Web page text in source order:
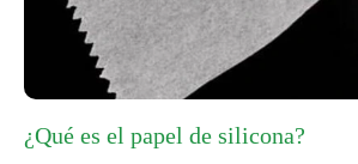
¿Qué es el papel de silicona?